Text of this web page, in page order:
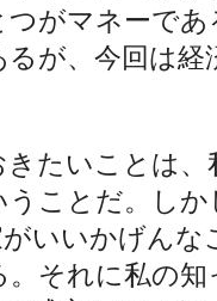
がマネーで
が、今回は経
たいことは、
ことだ。し
いいかげんな
それに私の知